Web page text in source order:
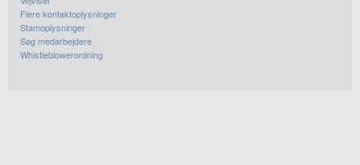
Flere kontaktoplysninger
Stamoplysninger
Søg medarbejdere
Whistleblowerordning